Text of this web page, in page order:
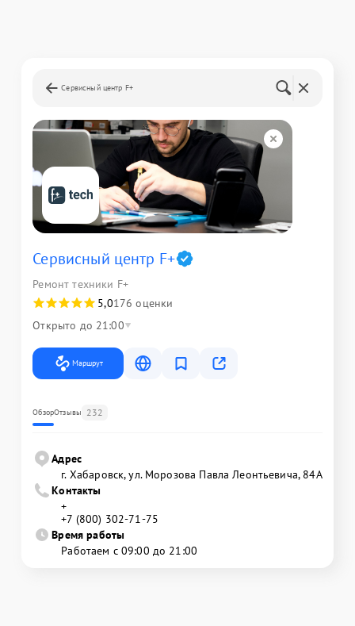
Сервисный центр F+
Сервисный центр F+
Ремонт техники F+
5,0176 оценки
Открыто до 21:00
Маршрут
ОбзорОтзывы 232
Адрес
г. Хабаровск, ул. Морозова Павла Леонтьевича, 84А
Контакты
+
+7 (800) 302-71-75
Время работы
Работаем с 09:00 до 21:00